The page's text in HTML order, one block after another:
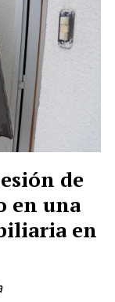
de
en una
en